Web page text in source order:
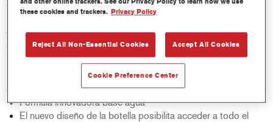
de más de 100 000 fórmulas de colores sólidos, metalizados y
perlados. Y sus innovadoras botellas comprimibles aseguran
dosis más precisas y minimizan el desperdicio. Cromax EZ+ es
el nuevo estándar para el rendimiento y la eficacia de una base
bicapa al agua.
Características del producto
Fórmula innovadora base agua
El nuevo diseño de la botella posibilita acceder a todo el
these cookies and trackers. Privacy Policy
Reject All Non-Essential Cookies Accept All Cookies
Cookie Preference Center